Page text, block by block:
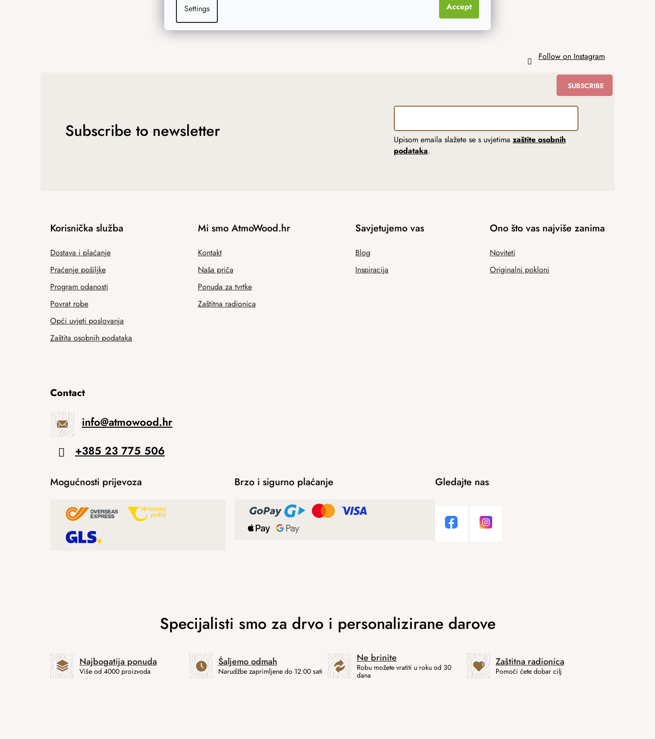
Settings Accept
Follow on Instagram
Subscribe to newsletter Upisom emaila slažete se s uvjetima zaštite osobnih
podataka.
SUBSCRIBE
Korisnička služba
Dostava i plaćanje
Praćenje pošiljke
Program odanosti
Povrat robe
Opći uvjeti poslovanja
Zaštita osobnih podataka
Mi smo AtmoWood.hr
Kontakt
Naša priča
Ponuda za tvrtke
Zaštitna radionica
Savjetujemo vas
Blog
Inspiracija
Ono što vas najviše zanima
Noviteti
Originalni pokloni
Contact
info@atmowood.hr
+385 23 775 506
Mogućnosti prijevoza Brzo i sigurno plaćanje Gledajte nas
Najbogatija ponuda
Više od 4000 proizvoda
Šaljemo odmah
Narudžbe zaprimljene do 12:00 sati
Ne brinite
Robu možete vratiti u roku od 30
dana
Zaštitna radionica
Pomoći ćete dobar cilj